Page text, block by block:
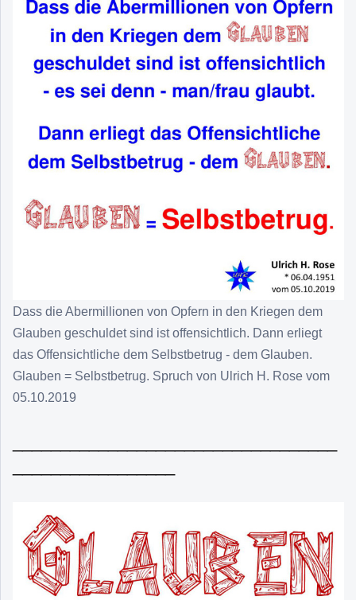
Dass die Abermillionen von Opfern in den Kriegen dem
Glauben geschuldet sind ist offensichtlich. Dann erliegt
das Offensichtliche dem Selbstbetrug - dem Glauben.
Glauben = Selbstbetrug. Spruch von Ulrich H. Rose vom
05.10.2019